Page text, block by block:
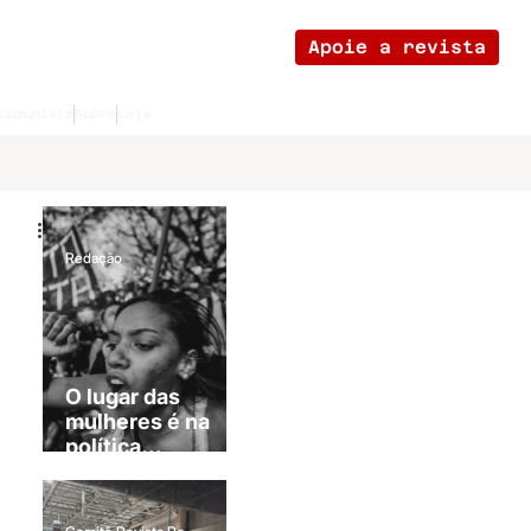
Apoie a revista
O lugar das
mulheres é na
política...
Redação